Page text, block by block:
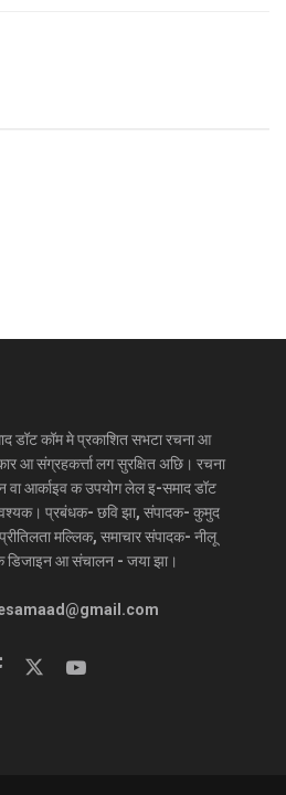
डॉट कॉम मे प्रकाशित सभटा रचना आ
आ संग्रहकर्त्ता लग सुरक्षित अछि। रचना
आर्काइव क उपयोग लेल इ-समाद डॉट
प्रबंधक- छवि झा, संपादक- कुमुद
मल्लिक, समाचार संपादक- नीलू
डिजाइन आ संचालन - जया झा।
esamaad@gmail.com